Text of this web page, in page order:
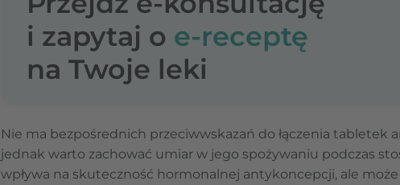
i zapytaj o e-receptę
na Twoje leki
Nie ma bezpośrednich przeciwwskazań do łączenia tabletek
jednak warto zachować umiar w jego spożywaniu podczas
wpływa na skuteczność hormonalnej antykoncepcji, ale może